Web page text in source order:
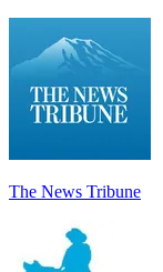
The News Tribune